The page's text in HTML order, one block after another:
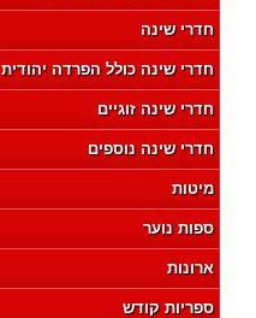
חדרי שינה
חדרי שינה כולל הפרדה יהודית
חדרי שינה זוגיים
חדרי שינה נוספים
מיטות
ספות נוער
ארונות
ספריות קודש